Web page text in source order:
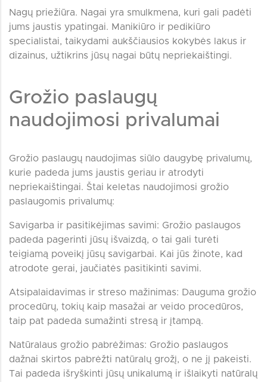
Nagų priežiūra. Nagai yra smulkmena, kuri gali padėti
jums jaustis ypatingai. Manikiūro ir pedikiūro
specialistai, taikydami aukščiausios kokybės lakus ir
dizainus, užtikrins jūsų nagai būtų nepriekaištingi.
Grožio paslaugų
naudojimosi privalumai
Grožio paslaugų naudojimas siūlo daugybę privalumų,
kurie padeda jums jaustis geriau ir atrodyti
nepriekaištingai. Štai keletas naudojimosi grožio
paslaugomis privalumų:
Savigarba ir pasitikėjimas savimi: Grožio paslaugos
padeda pagerinti jūsų išvaizdą, o tai gali turėti
teigiamą poveikį jūsų savigarbai. Kai jūs žinote, kad
atrodote gerai, jaučiatės pasitikinti savimi.
Atsipalaidavimas ir streso mažinimas: Dauguma grožio
procedūrų, tokių kaip masažai ar veido procedūros,
taip pat padeda sumažinti stresą ir įtampą.
Natūralaus grožio pabrėžimas: Grožio paslaugos
dažnai skirtos pabrėžti natūralų grožį, o ne jį pakeisti.
Tai padeda išryškinti jūsų unikalumą ir išlaikyti natūralų